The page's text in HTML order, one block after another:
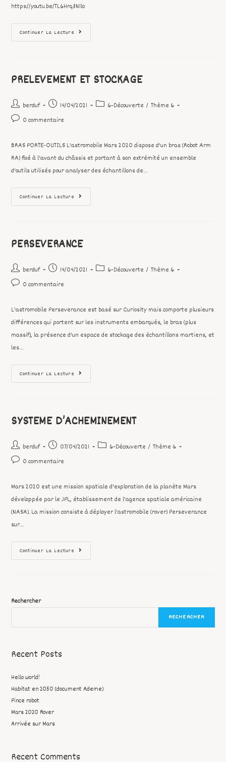
https://youtu.be/TL6Hrq3N1lo
Continuer La Lecture
PRELEVEMENT ET STOCKAGE
berduf 14/04/2021 6-Découverte / Thème 6
0 commentaire
BRAS PORTE-OUTILS L'astromobile Mars 2020 dispose d'un bras (Robot Arm
RA) fixé à l'avant du châssis et portant à son extrémité un ensemble
d'outils utilisés pour analyser des échantillons de…
Continuer La Lecture
PERSEVERANCE
berduf 14/04/2021 6-Découverte / Thème 6
0 commentaire
L'astromobile Perseverance est basé sur Curiosity mais comporte plusieurs
différences qui portent sur les instruments embarqués, le bras (plus
massif), la présence d'un espace de stockage des échantillons martiens, et
les…
Continuer La Lecture
SYSTEME D’ACHEMINEMENT
berduf 07/04/2021 6-Découverte / Thème 6
0 commentaire
Mars 2020 est une mission spatiale d'exploration de la planète Mars
développée par le JPL, établissement de l'agence spatiale américaine
(NASA). La mission consiste à déployer l'astromobile (rover) Perseverance
sur…
Continuer La Lecture
Rechercher
RECHERCHER
Recent Posts
Hello world!
Habitat en 2050 (document Ademe)
Pince robot
Mars 2020 Rover
Arrivée sur Mars
Recent Comments